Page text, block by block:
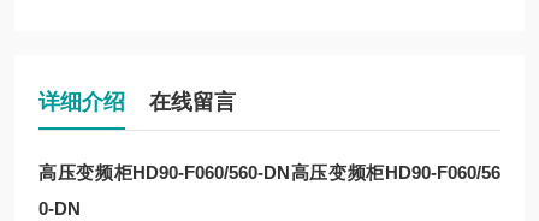
详细介绍 在线留言
高压变频柜HD90-F060/560-DN高压变频柜HD90-F060/56
0-DN